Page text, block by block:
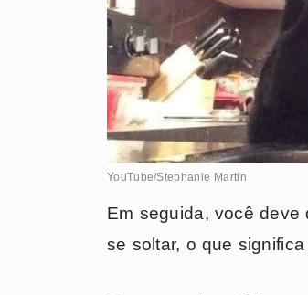
YouTube/Stephanie Martin
Em seguida, você deve
se soltar, o que